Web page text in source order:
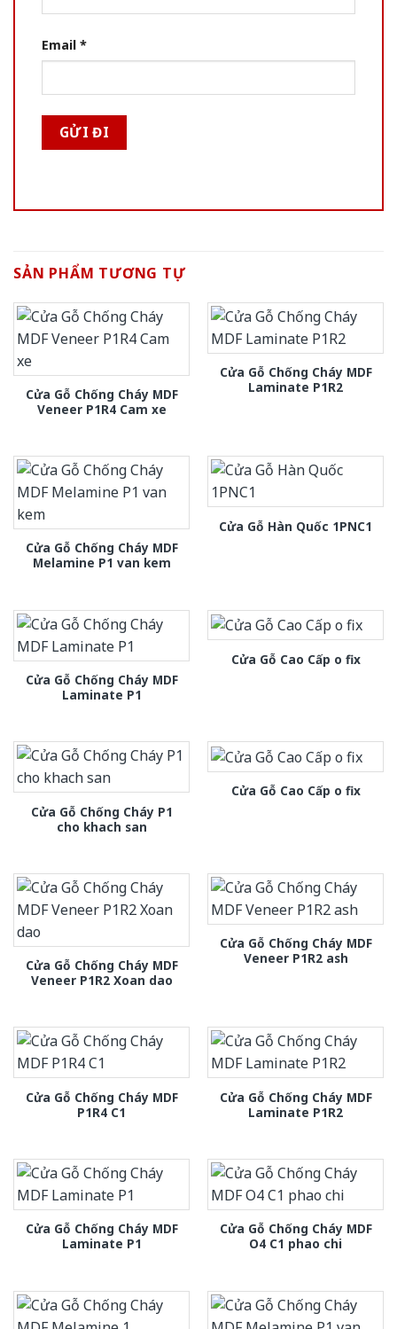
Email *
SẢN PHẨM TƯƠNG TỰ
Cửa Gỗ Chống Cháy MDF
Veneer P1R4 Cam xe
Cửa Gỗ Chống Cháy MDF
Laminate P1R2
Cửa Gỗ Chống Cháy MDF
Melamine P1 van kem
Cửa Gỗ Hàn Quốc 1PNC1
Cửa Gỗ Chống Cháy MDF
Laminate P1
Cửa Gỗ Cao Cấp o fix
Cửa Gỗ Chống Cháy P1
cho khach san
Cửa Gỗ Cao Cấp o fix
Cửa Gỗ Chống Cháy MDF
Veneer P1R2 Xoan dao
Cửa Gỗ Chống Cháy MDF
Veneer P1R2 ash
Cửa Gỗ Chống Cháy MDF
P1R4 C1
Cửa Gỗ Chống Cháy MDF
Laminate P1R2
Cửa Gỗ Chống Cháy MDF
Laminate P1
Cửa Gỗ Chống Cháy MDF
O4 C1 phao chi